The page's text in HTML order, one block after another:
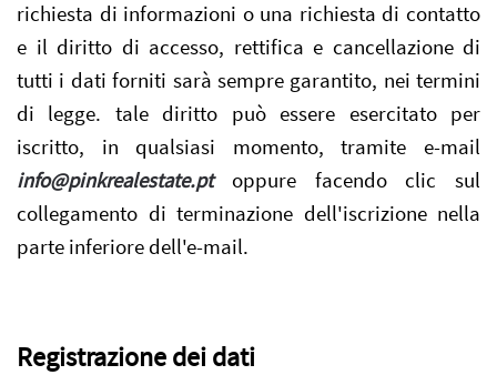
richiesta di informazioni o una richiesta di contatto
e il diritto di accesso, rettifica e cancellazione di
tutti i dati forniti sarà sempre garantito, nei termini
di legge. tale diritto può essere esercitato per
iscritto, in qualsiasi momento, tramite e-mail
info@pinkrealestate.ptoppure facendo clic sul
collegamento di terminazione dell'iscrizione nella
parte inferiore dell'e-mail.
Registrazione dei dati